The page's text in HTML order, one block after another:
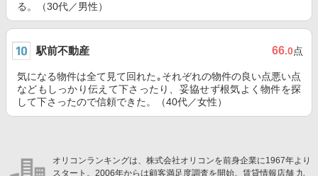
る。（30代／男性）
駅前不動産 66.0点
気になる物件は全て見て回れた｡それぞれの物件の良い点悪い点
などもしっかり伝えて下さったり、妥協せず根気よく物件を探
して下さったので信頼できた。（40代／女性）
オリコンランキングは、株式会社オリコンを前身企業に1967年より
スタート。2006年からは顧客満足度調査を開始。賃貸情報店舗 九